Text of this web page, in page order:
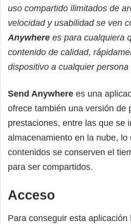
uso compartido ilimitados de
velocidad y usabilidad se ven
Anywhere es para cualquiera
contenido de calidad,
dispositivo a cualquier
Send Anywhere es una
ofrece también una versión de
prestaciones, entre las que se
almacenamiento en la nube, lo
contenidos se conserven el
para ser compartidos.
Acceso
Para conseguir esta